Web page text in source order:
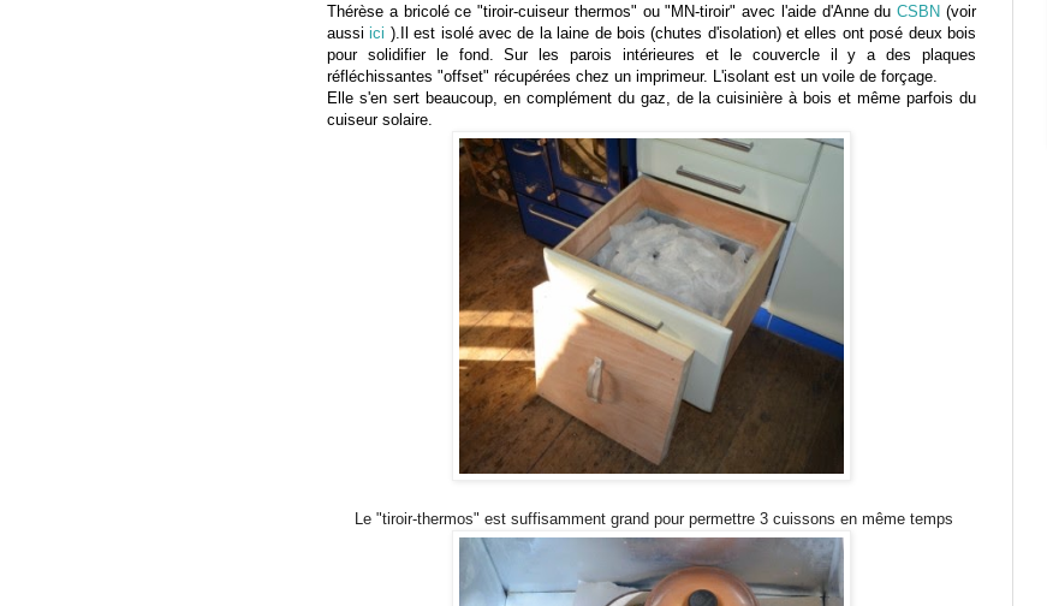
Thérèse a bricolé ce "tiroir-cuiseur thermos" ou "MN-tiroir" avec l'aide d'Anne duCSBN (voir
aussiici ).Il est isolé avec de la laine de bois (chutes d'isolation) et elles ont posé deux bois
pour solidifier le fond. Sur les parois intérieures et le couvercle il y a des plaques
réfléchissantes "offset" récupérées chez un imprimeur. L'isolant est un voile de forçage.
Elle s'en sert beaucoup, en complément du gaz, de la cuisinière à bois et même parfois du
cuiseur solaire.
Le "tiroir-thermos" est suffisamment grand pour permettre 3 cuissons en même temps